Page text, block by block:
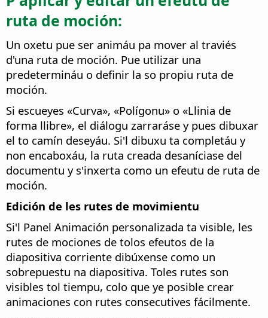
ruta de moción:
Un oxetu pue ser animáu pa mover al traviés
d'una ruta de moción. Pue utilizar una
predetermináu o definir la so propiu ruta de
moción.
Si escueyes «Curva», «Polígonu» o «Llinia de
forma llibre», el diálogu zarraráse y pues dibuxar
el to camín deseyáu. Si'l dibuxu ta completáu y
non encaboxáu, la ruta creada desaníciase del
documentu y s'inxerta como un efeutu de ruta de
moción.
Edición de les rutes de movimientu
Si'l Panel Animación personalizada ta visible, les
rutes de mociones de tolos efeutos de la
diapositiva corriente dibúxense como un
sobrepuestu na diapositiva. Toles rutes son
visibles tol tiempu, colo que ye posible crear
animaciones con rutes consecutives fácilmente.